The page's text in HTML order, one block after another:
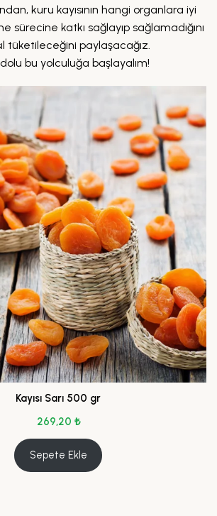
kuru kayısının hangi organlara iyi
sürecine katkı sağlayıp sağlamadığını
tüketileceğini paylaşacağız.
dolu bu yolculuğa başlayalım!
Kayısı Sarı 500 gr
269,20 ₺
Sepete Ekle